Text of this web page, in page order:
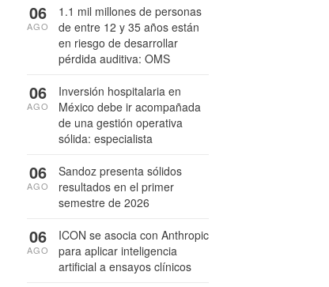
1.1 mil millones de personas
de entre 12 y 35 años están
en riesgo de desarrollar
pérdida auditiva: OMS
06
AGO
Inversión hospitalaria en
México debe ir acompañada
de una gestión operativa
sólida: especialista
06
AGO
Sandoz presenta sólidos
resultados en el primer
semestre de 2026
06
AGO
ICON se asocia con Anthropic
para aplicar inteligencia
artificial a ensayos clínicos
06
AGO